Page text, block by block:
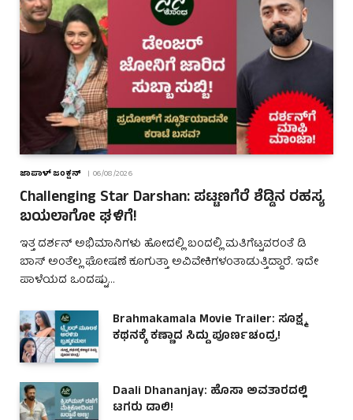
ಜಾಪಾಳ್ ಜಂಕ್ಷನ್ 06/08/2026
Challenging Star Darshan: ಪಟ್ಟಣಗೆರೆ ಶೆಡ್ಡಿನ ರಹಸ್ಯ
ಬಯಲಾಗೋ ಘಳಿಗೆ!
ಇತ್ತ ದರ್ಶನ್ ಅಭಿಮಾನಿಗಳು ಹೋದಲ್ಲಿ ಬಂದಲ್ಲಿ ಮತಿಗೆಟ್ಟವರಂತೆ ಡಿ
ಬಾಸ್ ಅಂತೆಲ್ಲ ಘೋಷಣೆ ಕೂಗುತ್ತಾ ಅವಿವೇಕಿಗಳಂತಾಡುತ್ತಿದ್ದಾರೆ. ಇದೇ
ಪಾಳೆಯದ ಒಂದಷ್ಟು…
Brahmakamala Movie Trailer: ಸೂಕ್ಷ್ಮ
ಕಥನಕ್ಕೆ ಕಣ್ಣಾದ ಸಿದ್ದು ಪೂರ್ಣಚಂದ್ರ!
Daali Dhananjay: ಹೊಸಾ ಅವತಾರದಲ್ಲಿ
ಟಗರು ಡಾಲಿ!